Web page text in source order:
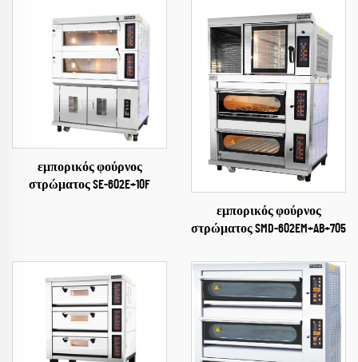
εμπορικός φούρνος
στρώματος SE-602E+10F
εμπορικός φούρνος
στρώματος SMD-602EM+AB+705